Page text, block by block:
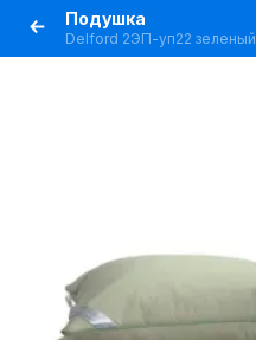
Подушка
Delford 2ЭП-уп22 зеленый